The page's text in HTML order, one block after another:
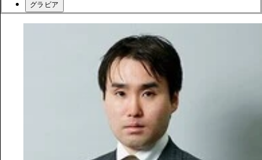
グラビア